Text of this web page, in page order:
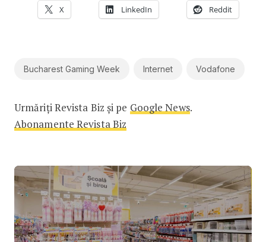
X LinkedIn Reddit
Bucharest Gaming Week Internet Vodafone
Urmăriți Revista Biz și pe Google News.
Abonamente Revista Biz